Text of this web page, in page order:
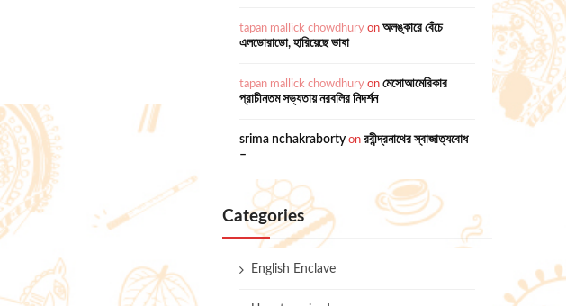
tapan mallick chowdhuryon অলঙ্কারে বেঁচে
এলডোরাডো, হারিয়েছে ভাষা
tapan mallick chowdhuryon মেসোআমেরিকার
প্রাচীনতম সভ্যতায় নরবলির নিদর্শন
srima nchakrabortyon রবীন্দ্রনাথের স্বাজাত্যবোধ
–
Categories
English Enclave